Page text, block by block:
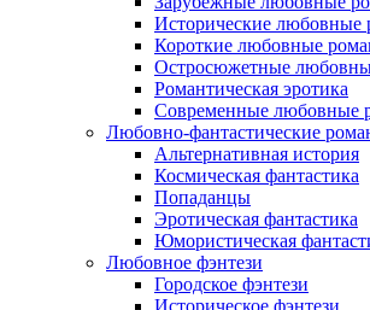
Исторические любовные
Короткие любовные
Остросюжетные
Романтическая эротика
Современные любовные
Любовно-фантастические
Альтернативная история
Космическая фантастика
Попаданцы
Эротическая фантастика
Юмористическая
Любовное фэнтези
Городское фэнтези
Историческое фэнтези